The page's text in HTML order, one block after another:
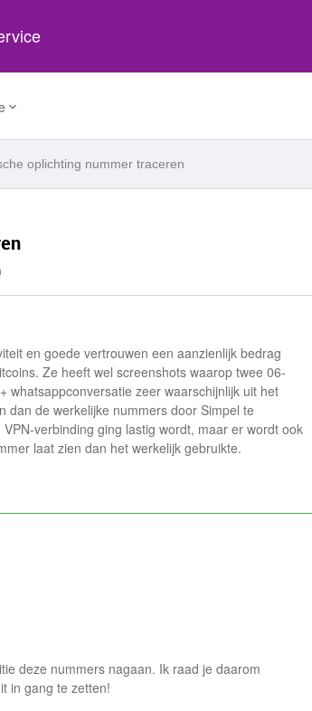
oplichting nummer traceren
en goede vertrouwen een aanzienlijk bedrag
Ze heeft wel screenshots waarop twee 06-
whatsappconversatie zeer waarschijnlijk uit het
dan de werkelijke nummers door Simpel te
verbinding ging lastig wordt, maar er wordt ook
laat zien dan het werkelijk gebruikte.
deze nummers nagaan. Ik raad je daarom
in gang te zetten!